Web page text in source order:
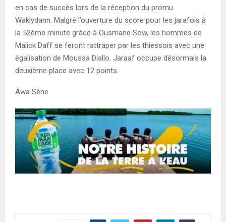
en cas de succès lors de la réception du promu
Waklydann. Malgré l’ouverture du score pour les jarafois à
la 52ème minute grâce à Ousmane Sow, les hommes de
Malick Daff se feront rattraper par les thiessois avec une
égalisation de Moussa Diallo. Jaraaf occupe désormais la
deuxième place avec 12 points.
Awa Sène